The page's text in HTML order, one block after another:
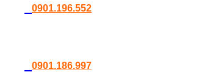
0901.196.552
0901.186.997